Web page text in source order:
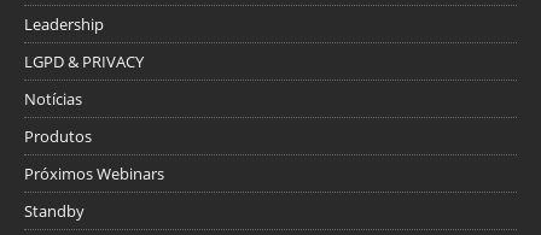
Leadership
LGPD & PRIVACY
Notícias
Produtos
Próximos Webinars
Standby